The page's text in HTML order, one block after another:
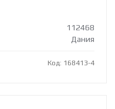
112468
Дания
Код: 168413-4